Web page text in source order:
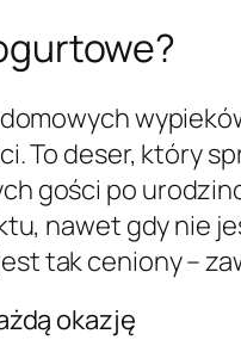
To deser, który
gości po
nawet gdy nie
tak ceniony –
okazję